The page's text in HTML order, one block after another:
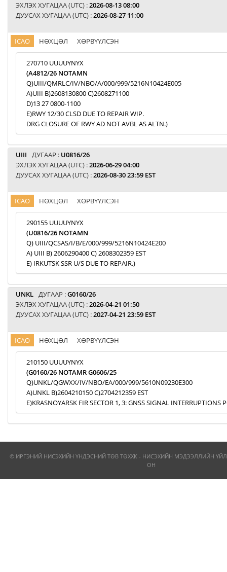
ЭХЛЭХ ХУГАЦАА (UTC) :2026-08-13 08:00
ДУУСАХ ХУГАЦАА (UTC) :2026-08-27 11:00
ICAO НӨХЦӨЛ ХӨРВҮҮЛСЭН
270710 UUUUYNYX
(A4812/26 NOTAMN
Q)UIII/QMRLC/IV/NBO/A/000/999/5216N10424E005
A)UIII B)2608130800 C)2608271100
D)13 27 0800-1100
E)RWY 12/30 CLSD DUE TO REPAIR WIP.
DRG CLOSURE OF RWY AD NOT AVBL AS ALTN.)
UIII ДУГААР : U0816/26
ЭХЛЭХ ХУГАЦАА (UTC) :2026-06-29 04:00
ДУУСАХ ХУГАЦАА (UTC) :2026-08-30 23:59 EST
ICAO НӨХЦӨЛ ХӨРВҮҮЛСЭН
290155 UUUUYNYX
(U0816/26 NOTAMN
Q) UIII/QCSAS/I/B/E/000/999/5216N10424E200
A) UIII B) 2606290400 C) 2608302359 EST
E) IRKUTSK SSR U/S DUE TO REPAIR.)
UNKL ДУГААР :G0160/26
ЭХЛЭХ ХУГАЦАА (UTC) :2026-04-21 01:50
ДУУСАХ ХУГАЦАА (UTC) :2027-04-21 23:59 EST
ICAO НӨХЦӨЛ ХӨРВҮҮЛСЭН
210150 UUUUYNYX
(G0160/26 NOTAMR G0606/25
Q)UNKL/QGWXX/IV/NBO/EA/000/999/5610N09230E300
A)UNKL B)2604210150 C)2704212359 EST
E)KRASNOYARSK FIR SECTOR 1, 3: GNSS SIGNAL INTERRUPTIONS
© ИРГЭНИЙ НИСЭХИЙН ҮНДЭСНИЙ ТӨВ ТӨХХК - НИСЭХИЙН МЭДЭЭЛЛИЙН
ОН